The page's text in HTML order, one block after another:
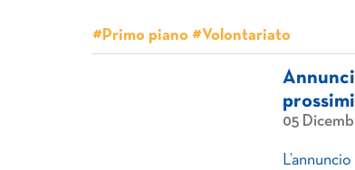
#Primo piano #Volontariato
05